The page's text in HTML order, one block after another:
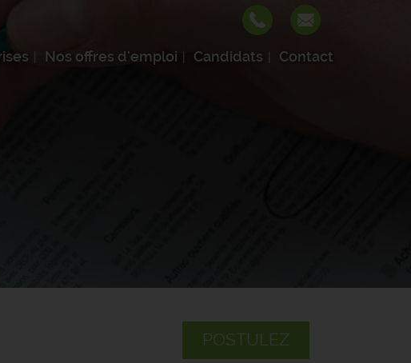
Nos offres d'emploi Candidats Contact
POSTULEZ